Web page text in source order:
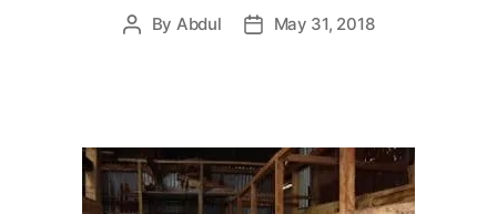
Post
By Abdul
PostMay 31, 2018